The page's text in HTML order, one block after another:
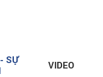
SỰ
VIDEO